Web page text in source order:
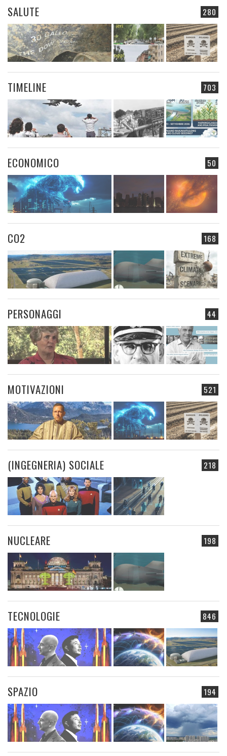
280
SALUTE
703
TIMELINE
50
ECONOMICO
168
CO2
44
PERSONAGGI
521
MOTIVAZIONI
218
(INGEGNERIA) SOCIALE
198
NUCLEARE
846
TECNOLOGIE
194
SPAZIO